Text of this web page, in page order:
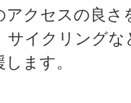
アクセスの良
サイクリング
ます。